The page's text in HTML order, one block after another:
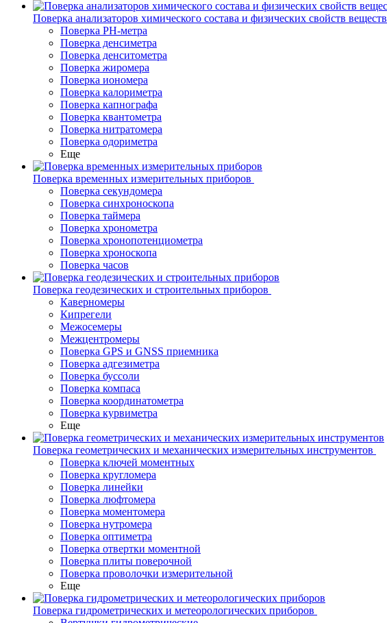
Поверка анализаторов химического состава и физических свойств веществ
Поверка PH-метра
Поверка денсиметра
Поверка денситометра
Поверка жиромера
Поверка иономера
Поверка калориметра
Поверка капнографа
Поверка квантометра
Поверка нитратомера
Поверка одориметра
Еще
Поверка временных измерительных приборов
Поверка секундомера
Поверка синхроноскопа
Поверка таймера
Поверка хронометра
Поверка хронопотенциометра
Поверка хроноскопа
Поверка часов
Поверка геодезических и строительных приборов
Каверномеры
Кипрегели
Межосемеры
Межцентромеры
Поверка GPS и GNSS приемника
Поверка адгезиметра
Поверка буссоли
Поверка компаса
Поверка координатометра
Поверка курвиметра
Еще
Поверка геометрических и механических измерительных инструментов
Поверка ключей моментных
Поверка кругломера
Поверка линейки
Поверка люфтомера
Поверка моментомера
Поверка нутромера
Поверка оптиметра
Поверка отвертки моментной
Поверка плиты поверочной
Поверка проволочки измерительной
Еще
Поверка гидрометрических и метеорологических приборов